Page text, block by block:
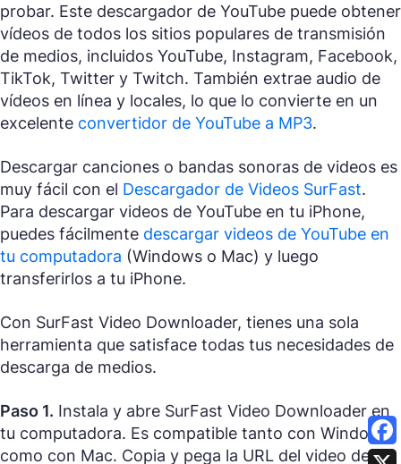
probar. Este descargador de YouTube puede obtener
vídeos de todos los sitios populares de transmisión
de medios, incluidos YouTube, Instagram, Facebook,
TikTok, Twitter y Twitch. También extrae audio de
vídeos en línea y locales, lo que lo convierte en un
excelente convertidor de YouTube a MP3.
Descargar canciones o bandas sonoras de videos es
muy fácil con el Descargador de Videos SurFast.
Para descargar videos de YouTube en tu iPhone,
puedes fácilmente descargar videos de YouTube en
tu computadora (Windows o Mac) y luego
transferirlos a tu iPhone.
Con SurFast Video Downloader, tienes una sola
herramienta que satisface todas tus necesidades de
descarga de medios.
Paso 1. Instala y abre SurFast Video Downloader en
tu computadora. Es compatible tanto con Windows
como con Mac. Copia y pega la URL del video de